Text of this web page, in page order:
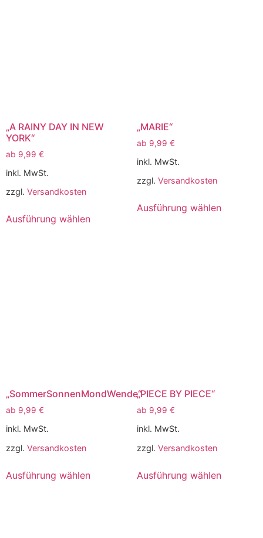
„A RAINY DAY IN NEW
YORK“
ab 9,99 €
inkl. MwSt.
zzgl. Versandkosten
Ausführung wählen
„MARIE“
ab 9,99 €
inkl. MwSt.
zzgl. Versandkosten
Ausführung wählen
„SommerSonnenMondWende“
ab 9,99 €
inkl. MwSt.
zzgl. Versandkosten
Ausführung wählen
„PIECE BY PIECE“
ab 9,99 €
inkl. MwSt.
zzgl. Versandkosten
Ausführung wählen